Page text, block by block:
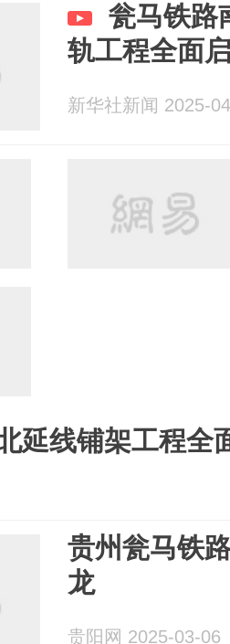
瓮马铁路
轨工程全面
新华社新闻 2025-
延线铺架工程全
贵州瓮马铁
龙
贵阳网 2025-03-06